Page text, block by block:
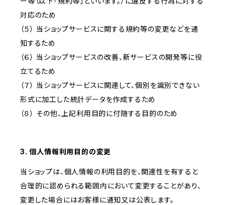
対応のため
（５） 当ショップサービスに関する規約等の変更などを通
知するため
（６） 当ショップサービスの改善、新サービスの開発等に役
立てるため
（７） 当ショップサービスに関連して、個別を識別できない
形式に加工した統計データを作成するため
（８） その他、上記利用目的に付随する目的のため
3. 個人情報利用目的の変更
当ショップは、個人情報の利用目的を、関連性を有すると
合理的に認められる範囲内において変更することがあり、
変更した場合にはお客様に通知又は公表します。